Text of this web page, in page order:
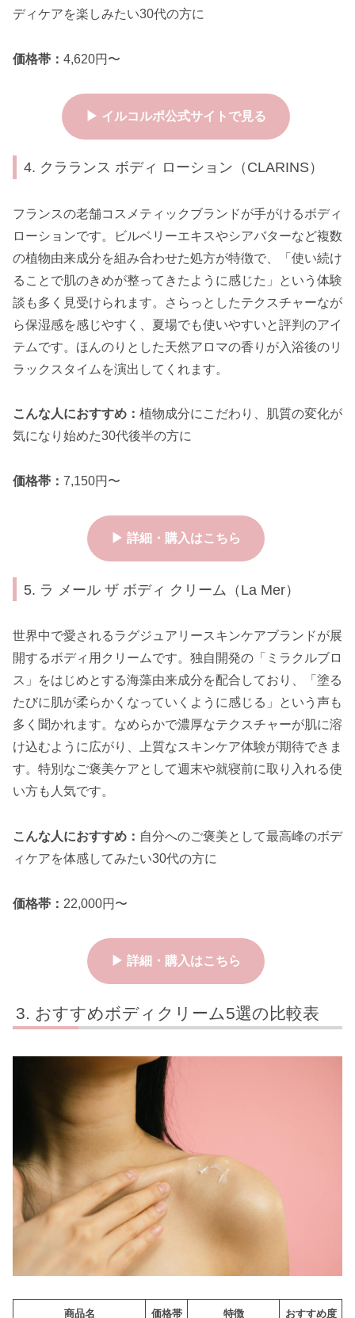
ディケアを楽しみたい30代の方に
価格帯： 4,620円〜
▶ イルコルポ公式サイトで見る
4. クラランス ボディ ローション（CLARINS）
フランスの老舗コスメティックブランドが手がけるボディ
ローションです。ビルベリーエキスやシアバターなど複数
の植物由来成分を組み合わせた処方が特徴で、「使い続け
ることで肌のきめが整ってきたように感じた」という体験
談も多く見受けられます。さらっとしたテクスチャーなが
ら保湿感を感じやすく、夏場でも使いやすいと評判のアイ
テムです。ほんのりとした天然アロマの香りが入浴後のリ
ラックスタイムを演出してくれます。
こんな人におすすめ： 植物成分にこだわり、肌質の変化が
気になり始めた30代後半の方に
価格帯： 7,150円〜
▶ 詳細・購入はこちら
5. ラ メール ザ ボディ クリーム（La Mer）
世界中で愛されるラグジュアリースキンケアブランドが展
開するボディ用クリームです。独自開発の「ミラクルブロ
ス」をはじめとする海藻由来成分を配合しており、「塗る
たびに肌が柔らかくなっていくように感じる」という声も
多く聞かれます。なめらかで濃厚なテクスチャーが肌に溶
け込むように広がり、上質なスキンケア体験が期待できま
す。特別なご褒美ケアとして週末や就寝前に取り入れる使
い方も人気です。
こんな人におすすめ： 自分へのご褒美として最高峰のボデ
ィケアを体感してみたい30代の方に
価格帯： 22,000円〜
▶ 詳細・購入はこちら
おすすめボディクリーム5選の比較表
商品名 価格帯 特徴 おすすめ度